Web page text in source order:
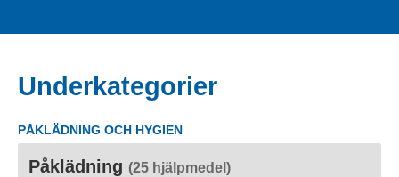
Underkategorier
PÅKLÄDNING OCH HYGIEN
Påklädning (25 hjälpmedel)